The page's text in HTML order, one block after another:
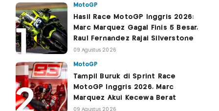
MotoGP
Hasil Race MotoGP Inggris 2026:
Marc Marquez Gagal Finis 5 Besar,
Raul Fernandez Rajai Silverstone
09 Agustus 2026
MotoGP
Tampil Buruk di Sprint Race
MotoGP Inggris 2026, Marc
Marquez Akui Kecewa Berat
09 Agustus 2026